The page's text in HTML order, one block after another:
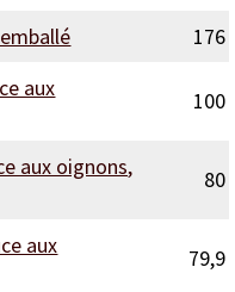
176
aux
100
aux oignons,
80
aux
79,9